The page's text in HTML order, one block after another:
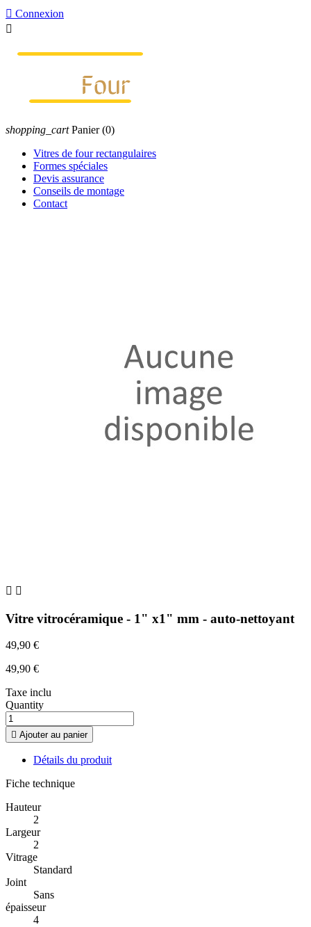
 Connexion

shopping_cart Panier (0)
Vitres de four rectangulaires
Formes spéciales
Devis assurance
Conseils de montage
Contact
 
Vitre vitrocéramique - 1" x1" mm - auto-nettoyant
49,90 €
49,90 €
Taxe inclu
Quantity
 Ajouter au panier
Détails du produit
Fiche technique
Hauteur
2
Largeur
2
Vitrage
Standard
Joint
Sans
épaisseur
4